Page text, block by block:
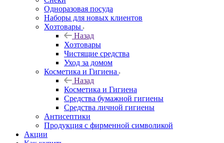
Одноразовая посуда
Наборы для новых клиентов
Хозтовары
Назад
Хозтовары
Чистящие средства
Уход за домом
Косметика и Гигиена
Назад
Косметика и Гигиена
Средства бумажной гигиены
Средства личной гигиены
Антисептики
Продукция с фирменной символикой
Акции